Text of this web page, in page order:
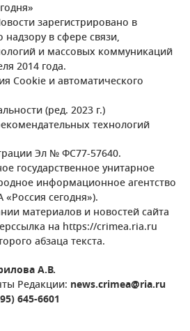
зарегистрировано в
в сфере связи,
и массовых коммуникаций
2014 года.
Cookie и автоматического
(ред. 2023 г.)
технологий
Эл № ФС77-57640.
государственное унитарное
информационное агентство
сегодня»).
материалов и новостей сайта
на https://crimea.ria.ru
абзаца текста.
А.В.
Редакции: news.crimea@ria.ru
645-6601